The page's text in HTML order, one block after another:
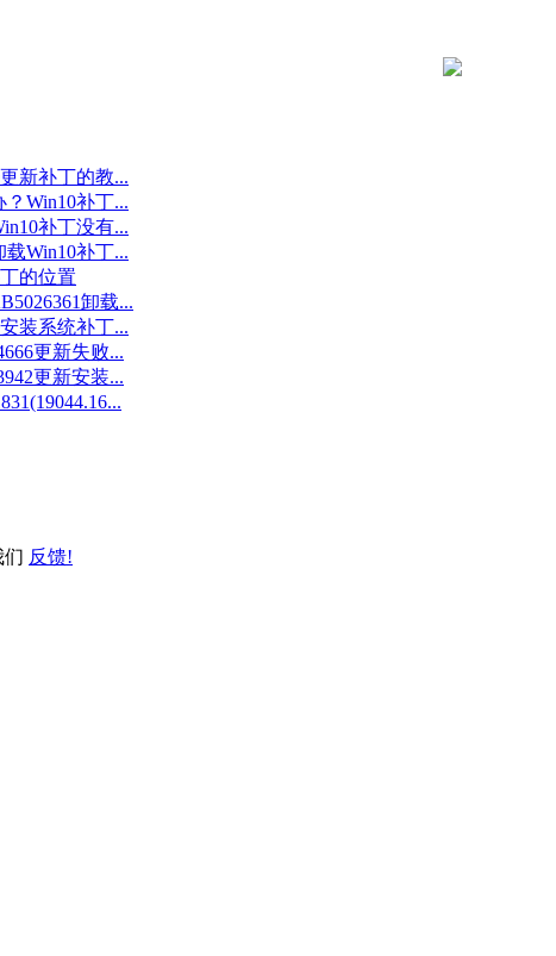
新补丁的教...
Win10补丁...
补丁没有...
Win10补丁...
的位置
卸载...
装系统补丁...
更新失败...
更新安装...
们 反馈!